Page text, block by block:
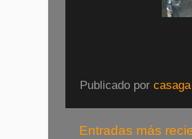
Publicado por casaga
Entradas más